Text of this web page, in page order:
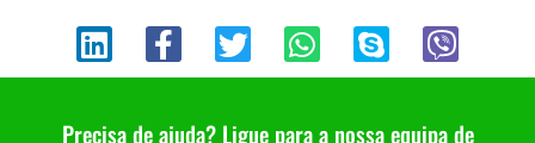
i
n
k
a
c
e
w
i
t
h
a
t
k
y
p
i
b
e
Precisa de ajuda? Ligue para a nossa equipa de